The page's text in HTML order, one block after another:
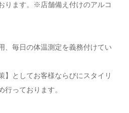
ります。※店舗備え付けのアルコ
、毎日の体温測定を義務付けてい
】としてお客様ならびにスタイリ
行っております。